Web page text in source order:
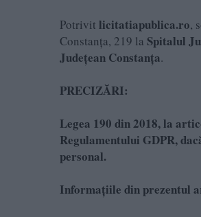
Potrivit licitatiapublica.ro,
Constanța, 219 la Spitalul
Județean Constanța.
PRECIZĂRI:
Legea 190 din 2018, la
Regulamentului GDPR,
personal.
Informațiile din prezentul